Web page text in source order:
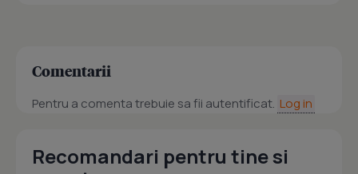
Comentarii
Pentru a comenta trebuie sa fii autentificat. Log in
Recomandari pentru tine si